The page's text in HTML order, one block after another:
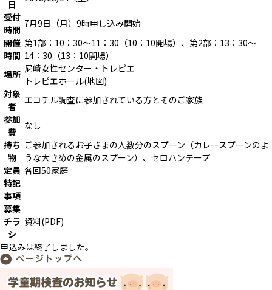
日
受付
時間
7月9日（月）9時申し込み開始
開催
時間
第1部：10：30～11：30（10：10開場）、第2部：13：30～
14：30（13：10開場）
場所 尼崎女性センター・トレピエ
トレピエホール(地図)
対象
者
エコチル調査に参加されている方とそのご家族
参加
費
なし
持ち
物
ご参加されるお子さまの人数分のスプーン（カレースプーンのよ
うな大きめの金属のスプーン）、セロハンテープ
定員 各回50家庭
特記
事項
募集
チラ
シ
資料(PDF)
申込みは終了しました。